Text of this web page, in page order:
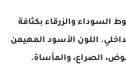
السوداء والزرقاء بكثافة
اللون الأسود المهيمن
الصراع، والمأساة.